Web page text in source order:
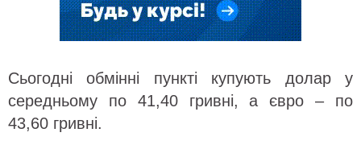
Сьогодні обмінні пункті купують долар у
середньому по 41,40 гривні, а євро – по
43,60 гривні.